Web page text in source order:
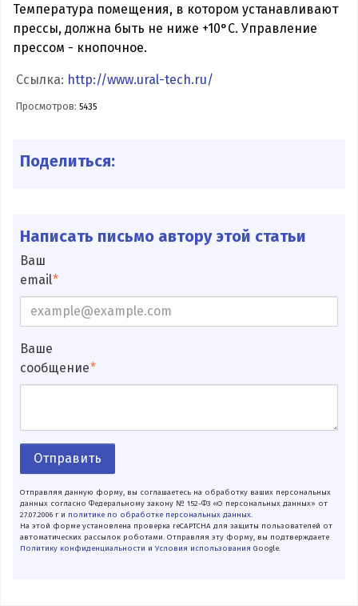
Температура помещения, в котором устанавливают
прессы, должна быть не ниже +10°С. Управление
прессом - кнопочное.
Ссылка: http://www.ural-tech.ru/
Просмотров:5435
Поделиться:
Написать письмо автору этой статьи
Ваш
email
Ваше
сообщение
Отправить
Отправляя данную форму, вы соглашаетесь на обработку ваших персональных
данных согласно Федеральному закону № 152-ФЗ «О персональных данных» от
27.07.2006 г и политике по обработке персональных данных.
На этой форме установлена проверка reCAPTCHA для защиты пользователей от
автоматических рассылок роботами. Отправляя эту форму, вы подтверждаете
Политику конфиденциальности и Условия использования Google.